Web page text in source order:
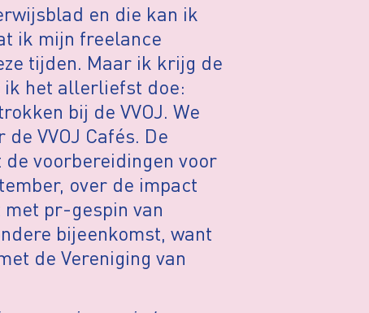
en die kan ik
ik mijn freelance
tijden. Maar ik krijg de
ik het allerliefst doe:
bij de VVOJ. We
VVOJ Cafés. De
de voorbereidingen voor
over de impact
pr-gespin van
bijeenkomst, want
de Vereniging van